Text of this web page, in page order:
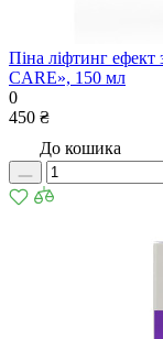
Піна ліфтинг
CARE», 150 мл
0
450 ₴
До кошика